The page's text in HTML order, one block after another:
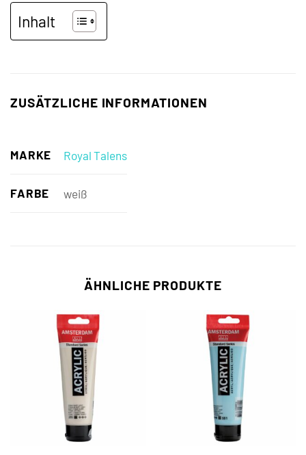
Inhalt
ZUSÄTZLICHE INFORMATIONEN
MARKE Royal Talens
FARBE weiß
ÄHNLICHE PRODUKTE